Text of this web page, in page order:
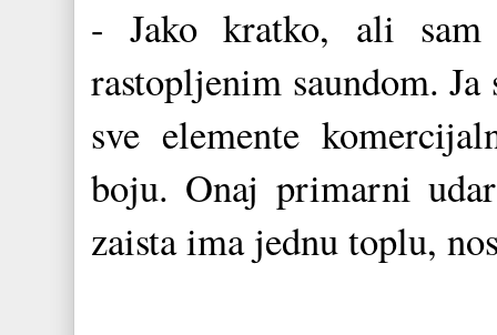
- Jako kratko, ali sam
rastopljenim saundom.
sve elemente
boju. Onaj primarni
zaista ima jednu toplu,